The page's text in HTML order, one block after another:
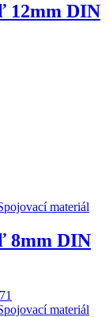
12mm DIN
materiál
8mm DIN
materiál